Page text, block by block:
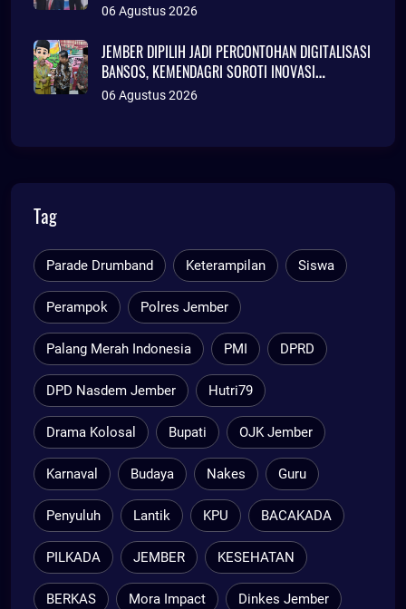
06 Agustus 2026
JEMBER DIPILIH JADI PERCONTOHAN DIGITALISASI
BANSOS, KEMENDAGRI SOROTI INOVASI
ADMINDUK
06 Agustus 2026
Tag
Parade Drumband Keterampilan Siswa
Perampok Polres Jember
Palang Merah Indonesia PMI DPRD
DPD Nasdem Jember Hutri79
Drama Kolosal Bupati OJK Jember
Karnaval Budaya Nakes Guru
Penyuluh Lantik KPU BACAKADA
PILKADA JEMBER KESEHATAN
BERKAS Mora Impact Dinkes Jember